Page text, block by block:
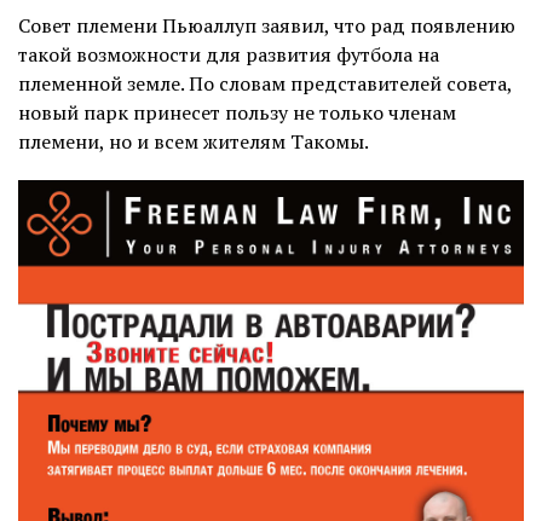
Совет племени Пьюаллуп заявил, что рад появлению
такой возможности для развития футбола на
племенной земле. По словам представителей совета,
новый парк принесет пользу не только членам
племени, но и всем жителям Такомы.